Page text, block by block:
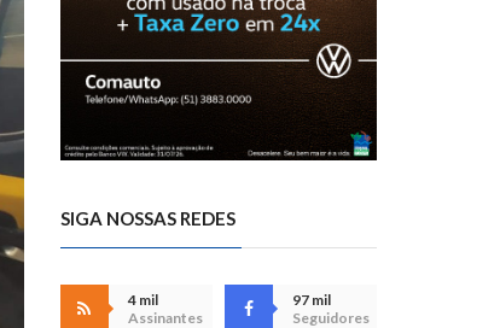
SIGA NOSSAS REDES
4 mil
Assinantes
97 mil
Seguidores